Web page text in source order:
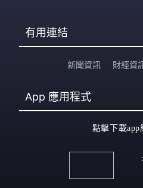
有用連結
新聞資訊 財經資
App 應用程式
點擊下載app